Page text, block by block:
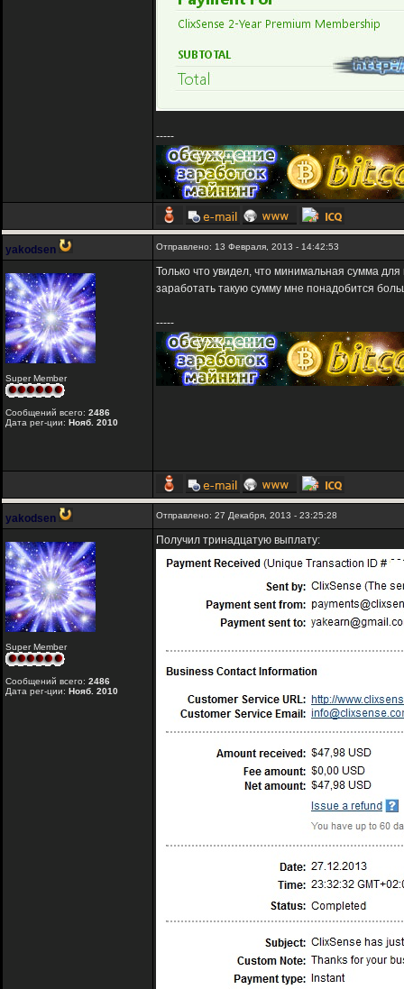
-----
yakodsen Отправлено: 13 Февраля, 2013 - 14:42:53
Super Member
Сообщений всего: 2486
Дата рег-ции: Нояб. 2010
Только что увидел, что минимальная сумма
заработать такую сумму мне понадобится
-----
yakodsen Отправлено: 27 Декабря, 2013 - 23:25:28
Super Member
Сообщений всего: 2486
Дата рег-ции: Нояб. 2010
Получил тринадцатую выплату: